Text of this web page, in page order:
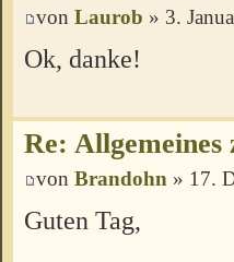
von Laurob » 3.
Ok, danke!
Re: Allgemeines
von Brandohn » 17.
Guten Tag,